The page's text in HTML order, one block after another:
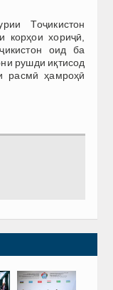
Тоҷикистон
корҳои хориҷӣ,
оид ба
рушди иқтисод
расмӣ ҳамроҳӣ